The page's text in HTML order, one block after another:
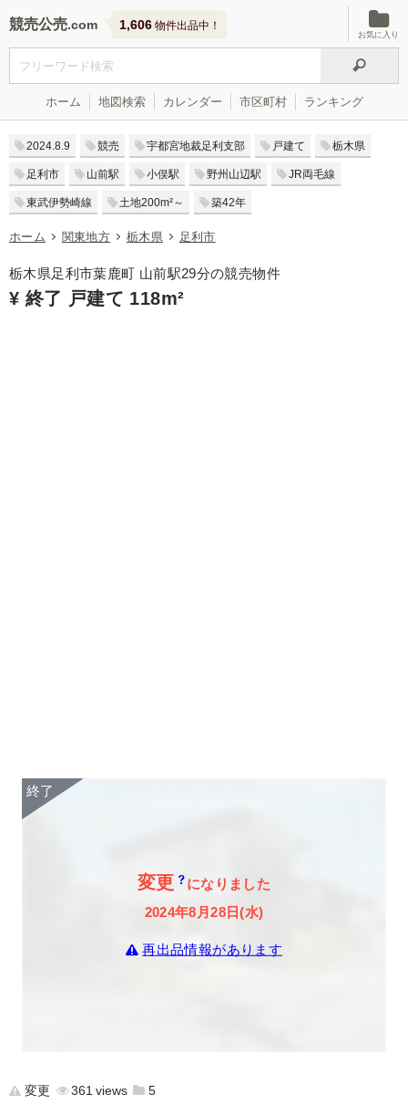
競売公売 1,606 物件出品中！
お気に入り
ホーム 地図検索 カレンダー 市区町村 ランキング
2024.8.9 競売 宇都宮地裁足利支部 戸建て 栃木県
足利市 山前駅 小俣駅 野州山辺駅 JR両毛線
東武伊勢崎線 土地200m²～ 築42年
ホーム 関東地方 栃木県 足利市
栃木県足利市葉鹿町 山前駅29分の競売物件
¥ 終了 戸建て 118m²
変更
になりました
2024年8月28日(水)
再出品情報があります
変更 361
5